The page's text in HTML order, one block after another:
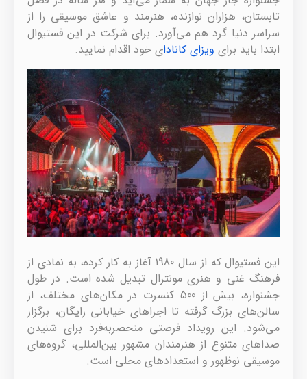
تابستان، هزاران نوازنده، هنرمند و عاشق موسیقی را از
سراسر دنیا گرد هم می‌آورد. برای شرکت در این فستیوال
ابتدا باید برای ویزای کانادای خود اقدام نمایید.
این فستیوال که از سال 1980 آغاز به کار کرده، به نمادی از
فرهنگ غنی و هنری مونترال تبدیل شده است. در طول
جشنواره، بیش از 500 کنسرت در مکان‌های مختلف، از
سالن‌های بزرگ گرفته تا اجراهای خیابانی رایگان، برگزار
می‌شود. این رویداد فرصتی منحصربه‌فرد برای شنیدن
صداهای متنوع از هنرمندان مشهور بین‌المللی، گروه‌های
موسیقی نوظهور و استعدادهای محلی است.